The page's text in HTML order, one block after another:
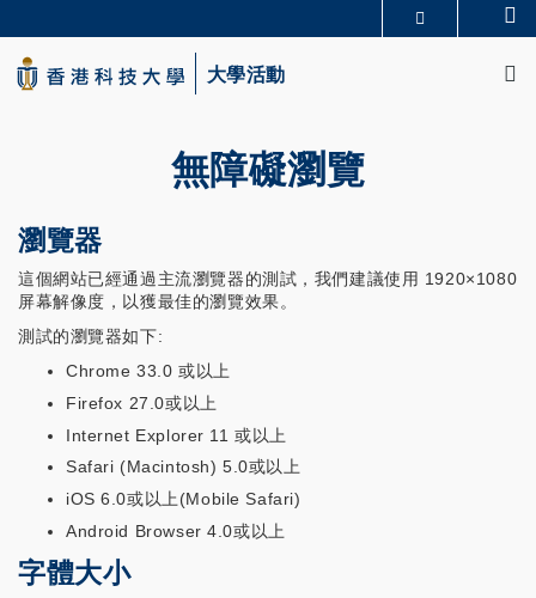
to
main
content
生活@科大
大學活動
無障礙瀏覽
瀏覽器
這個網站已經通過主流瀏覽器的測試，我們建議使用 1920×1080
屏幕解像度，以獲最佳的瀏覽效果。
測試的瀏覽器如下:
Chrome 33.0 或以上
Firefox 27.0或以上
Internet Explorer 11 或以上
Safari (Macintosh) 5.0或以上
iOS 6.0或以上(Mobile Safari)
Android Browser 4.0或以上
字體大小